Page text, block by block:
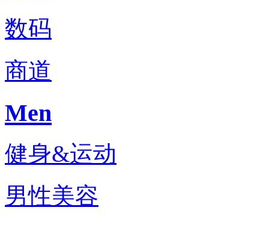
数码
商道
Men
健身&运动
男性美容